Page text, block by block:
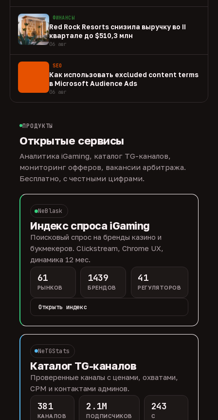
ФИНАНСЫ
Red Rock Resorts снизила выручку во II
квартале до $510,3 млн
06 авг
SEO
Как использовать excluded content terms
в Microsoft Audience Ads
06 авг
ПРОДУКТЫ
Открытые сервисы
Аналитика iGaming, каталог TG-каналов,
мониторинг офферов, вакансии арбитража.
Бесплатно, с честными цифрами.
NeBlask
Индекс спроса iGaming
Поисковый спрос на бренды казино и
букмекеров. Clickstream, Chrome UX,
динамика 12 мес.
61
РЫНКОВ
1439
БРЕНДОВ
41
РЕГУЛЯТОРОВ
Открыть индекс
NeTGStats
Каталог TG-каналов
Проверенные каналы с ценами, охватами,
CPM и контактами админов.
381
КАНАЛОВ
2.1M
ПОДПИСЧИКОВ
243
С